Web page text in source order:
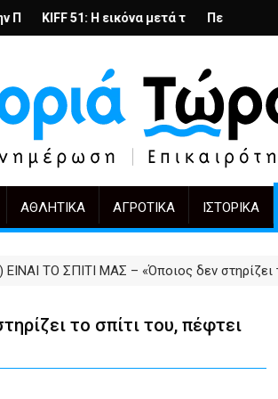
άλλοι πρωταγωνιστές
μετά την αγοράΠεριοδική Έκθεση με τίτλο
ΑΘΛΗΤΙΚΆ ΑΓΡΟΤΙΚΆ ΙΣΤΟΡΙΚΆ
ΤΟ ΣΠΙΤΙ ΜΑΣ – «Όποιος δεν στηρίζει
το σπίτι του, πέφτει